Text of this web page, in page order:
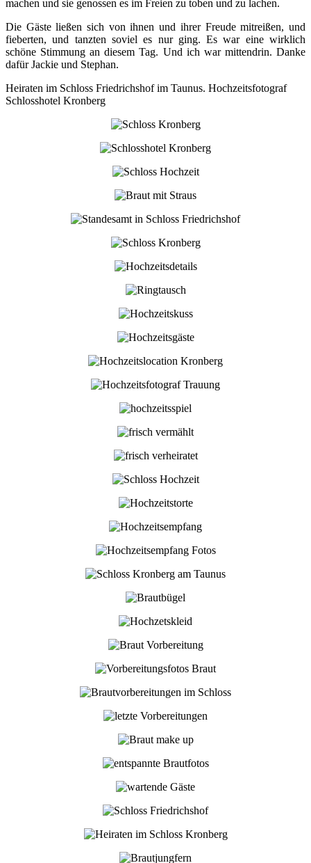
machen und sie genossen es im Freien zu toben und zu lachen.
Die Gäste ließen sich von ihnen und ihrer Freude mitreißen, und
fieberten, und tanzten soviel es nur ging. Es war eine wirklich
schöne Stimmung an diesem Tag. Und ich war mittendrin. Danke
dafür Jackie und Stephan.
Heiraten im Schloss Friedrichshof im Taunus. Hochzeitsfotograf
Schlosshotel Kronberg